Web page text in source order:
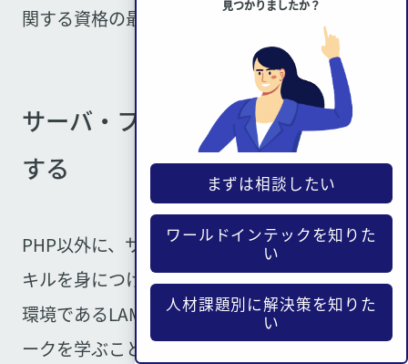
関する資格の最上位です。
サーバ・フレームワークの学習を
する
PHP以外に、サーバやフレームワークなどのス
キルを身につける方法もあります。PHPの開発
環境であるLAMPや、Laravelなどのフレームワ
ークを学ぶことで、要求定義・外部設計といっ
見つかりましたか？
まずは相談したい
ワールドインテックを知りた
い
人材課題別に解決策を知りた
い